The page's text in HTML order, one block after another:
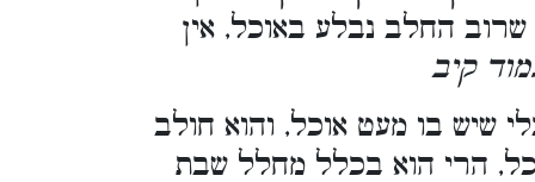
החלב נבלע באוכל, אין
קיב
שיש בו מעט אוכל, והוא חולב
הרי הוא בכלל מחלל שבת